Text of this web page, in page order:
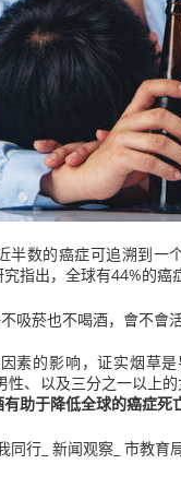
半数的癌症可追溯到一
究指出，全球有44%的
素的影响，证实烟草
、以及三分之一以上
助于降低全球的癌症死